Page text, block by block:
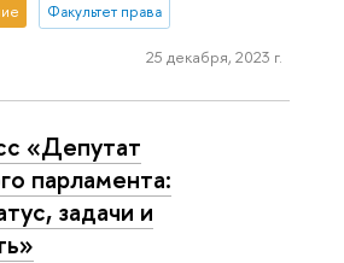
Факультет права
25 декабря, 2023 г.
«Депутат
парламента:
задачи и